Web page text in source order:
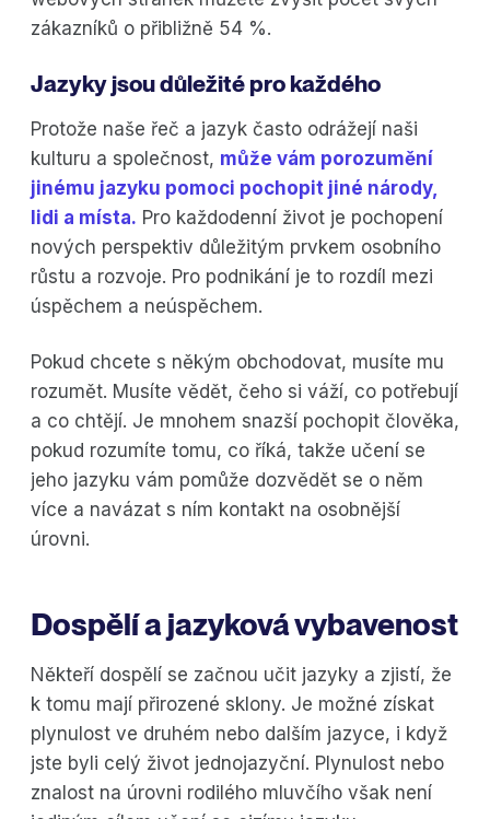
zákazníků o přibližně 54 %.
Jazyky jsou důležité pro každého
Protože naše řeč a jazyk často odrážejí naši
kulturu a společnost, může vám porozumění
jinému jazyku pomoci pochopit jiné národy,
lidi a místa. Pro každodenní život je pochopení
nových perspektiv důležitým prvkem osobního
růstu a rozvoje. Pro podnikání je to rozdíl mezi
úspěchem a neúspěchem.
Pokud chcete s někým obchodovat, musíte mu
rozumět. Musíte vědět, čeho si váží, co potřebují
a co chtějí. Je mnohem snazší pochopit člověka,
pokud rozumíte tomu, co říká, takže učení se
jeho jazyku vám pomůže dozvědět se o něm
více a navázat s ním kontakt na osobnější
úrovni.
Dospělí a jazyková vybavenost
Někteří dospělí se začnou učit jazyky a zjistí, že
k tomu mají přirozené sklony. Je možné získat
plynulost ve druhém nebo dalším jazyce, i když
jste byli celý život jednojazyční. Plynulost nebo
znalost na úrovni rodilého mluvčího však není